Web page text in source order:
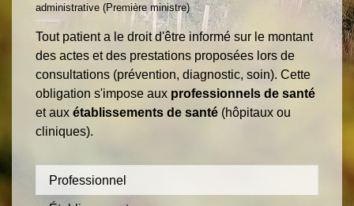
administrative (Première ministre)
Tout patient a le droit d'être informé sur le montant
des actes et des prestations proposées lors de
consultations (prévention, diagnostic, soin). Cette
obligation s'impose aux professionnels de santé
et aux établissements de santé (hôpitaux ou
cliniques).
Professionnel